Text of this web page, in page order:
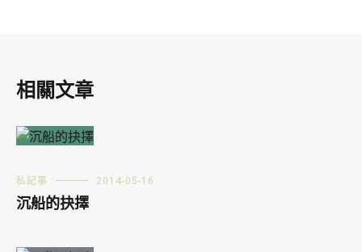
相關文章
私記事 2014-05-16
沉船的抉擇